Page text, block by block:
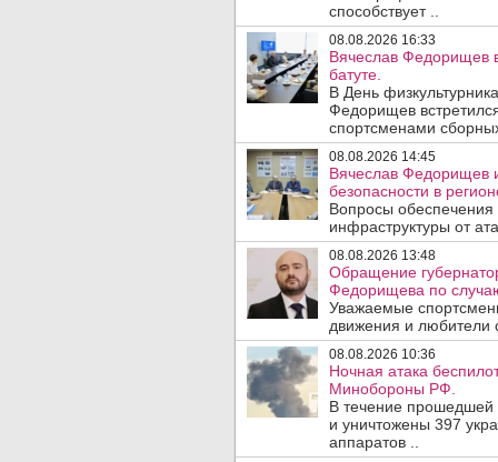
способствует ..
08.08.2026 16:33
Вячеслав Федорищев
батуте.
В День
Федорищев
спортсменами
08.08.2026 14:45
Вячеслав Федорищев
безопасности в
Вопросы обеспечения
инфраструктуры от
08.08.2026 13:48
Обращение
Федорищева по
Уважаемые
движения и любители
08.08.2026 10:36
Ночная атака
Минобороны РФ.
В течение
и уничтожены 397
аппаратов ..